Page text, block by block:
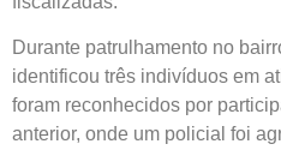
Durante patrulhamento no
identificou três indivíduos em
foram reconhecidos por
anterior, onde um policial foi